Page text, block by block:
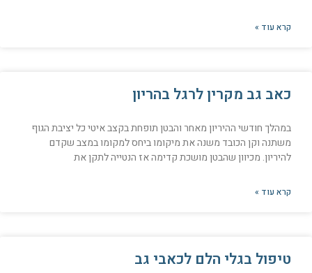
קרא עוד »
כאב גב מקרין לרגל בהריון
במהלך חודשי ההיריון מאחר והבטן תופחת בקצב איטי כל יציבת הגוף
משתנה וקן הכובד משנה את מיקומו ביחס למקומו במצב שקדם
להיריון. מכיוון שהבטן מושכת קדימה אז הנטייה לתקן את
קרא עוד »
טיפול בגלי הלם לכאבי גב